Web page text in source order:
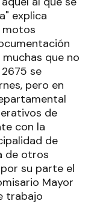
explica
motos
que no
se
pero en
de
con la
de
de otros
su parte el
Mayor
trabajo